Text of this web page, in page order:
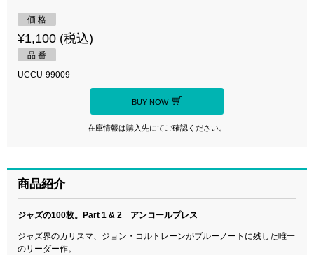
価 格
¥1,100 (税込)
品 番
UCCU-99009
BUY NOW
在庫情報は購入先にてご確認ください。
商品紹介
ジャズの100枚。Part 1 & 2 アンコールプレス
ジャズ界のカリスマ、ジョン・コルトレーンがブルーノートに残した唯一
のリーダー作。